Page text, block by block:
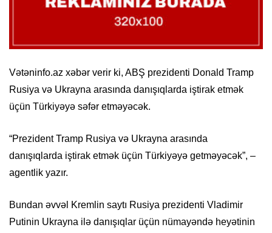
Vətəninfo.az xəbər verir ki, ABŞ prezidenti Donald Tramp
Rusiya və Ukrayna arasında danışıqlarda iştirak etmək
üçün Türkiyəyə səfər etməyəcək.
“Prezident Tramp Rusiya və Ukrayna arasında
danışıqlarda iştirak etmək üçün Türkiyəyə getməyəcək”, –
agentlik yazır.
Bundan əvvəl Kremlin saytı Rusiya prezidenti Vladimir
Putinin Ukrayna ilə danışıqlar üçün nümayəndə heyətinin